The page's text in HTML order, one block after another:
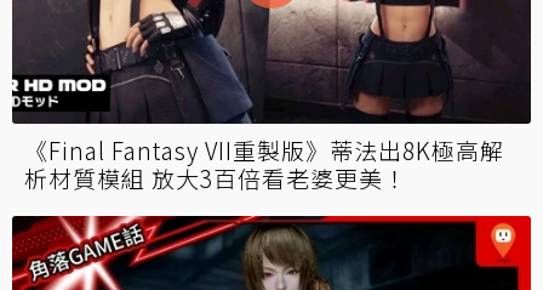
《Final Fantasy VII重製版》蒂法出8K極高解
析材質模組 放大3百倍看老婆更美！